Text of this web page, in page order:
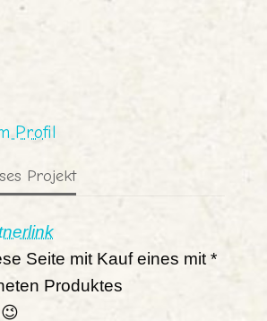
Profil
Projekt
Seite mit Kauf eines mit *
Produktes